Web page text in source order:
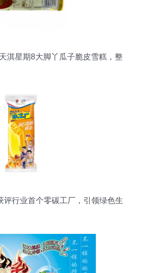
淇星期8大脚丫瓜子脆皮雪糕，整
评行业首个零碳工厂，引领绿色生